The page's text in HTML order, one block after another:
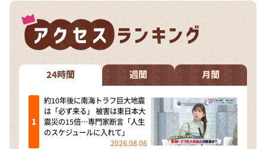
河合＆A.B.C-Z塚田×福井アナ「なんでやねん！？」
（news おかえり）
DAIGOも台所 ～きょうの献立 何にする？～
本日はダイアンなり！シーズン２
朝だ！生です旅サラダ
教えて！ニュースライブ 正義のミカタ
ＬＩＦＥ～夢のカタチ～
24時間 週間 月間
約10年後に南海トラフ巨大地震
は「必ず来る」 被害は東日本大
震災の15倍…専門家断言「人生
のスケジュールに入れて」
2026.08.06